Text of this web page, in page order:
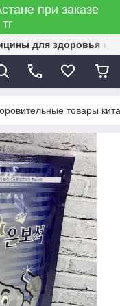
при заказе
для здоровья и
товары